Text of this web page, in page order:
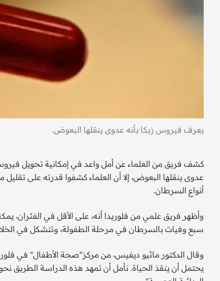
يعرف فيروس زيكا بأنه عدوى ينقلها البعوض.
كشف فريق من العلماء عن أمل واعد في إمكانية تحويل
عدوى ينقلها البعوض، إلا أن العلماء كشفوا قدرته على
أنواع السرطان.
وأظهر فريق علمي من فلوريدا أنه، على الأقل في الفئران،
سبع وفيات بالسرطان في مرحلة الطفولة، وتتشكل في
وقال الدكتور ماثيو ديفيس، من مركز"صحة الأطفال" في
يحتمل أن ينقذ الحياة. نأمل أن تمهد هذه الدراسة الطريق